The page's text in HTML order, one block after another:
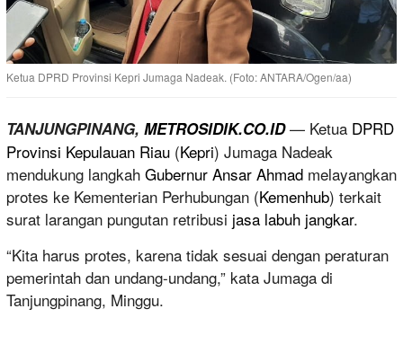
Ketua DPRD Provinsi Kepri Jumaga Nadeak. (Foto: ANTARA/Ogen/aa)
TANJUNGPINANG, METROSIDIK.CO.ID— Ketua DPRD
Provinsi Kepulauan Riau (Kepri) Jumaga Nadeak
mendukung langkah Gubernur Ansar Ahmad melayangkan
protes ke Kementerian Perhubungan (Kemenhub) terkait
surat larangan pungutan retribusi jasa labuh jangkar.
“Kita harus protes, karena tidak sesuai dengan peraturan
pemerintah dan undang-undang,” kata Jumaga di
Tanjungpinang, Minggu.